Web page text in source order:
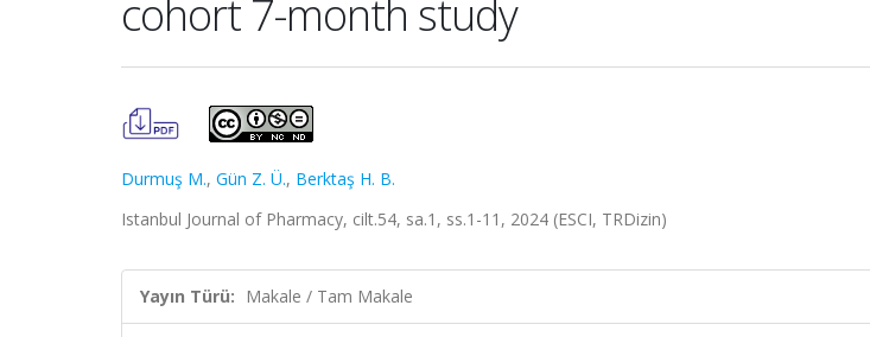
cohort 7-month study
Durmuş M., Gün Z. Ü., Berktaş H. B.
Istanbul Journal of Pharmacy, cilt.54, sa.1, ss.1-11, 2024 (ESCI, TRDizin)
Yayın Türü: Makale / Tam Makale